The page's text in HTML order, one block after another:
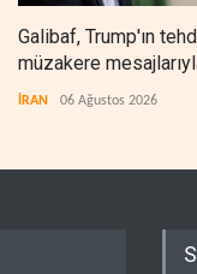
Galibaf, Trump'ın
müzakere
ettiİRAN 06 Ağustos 2026